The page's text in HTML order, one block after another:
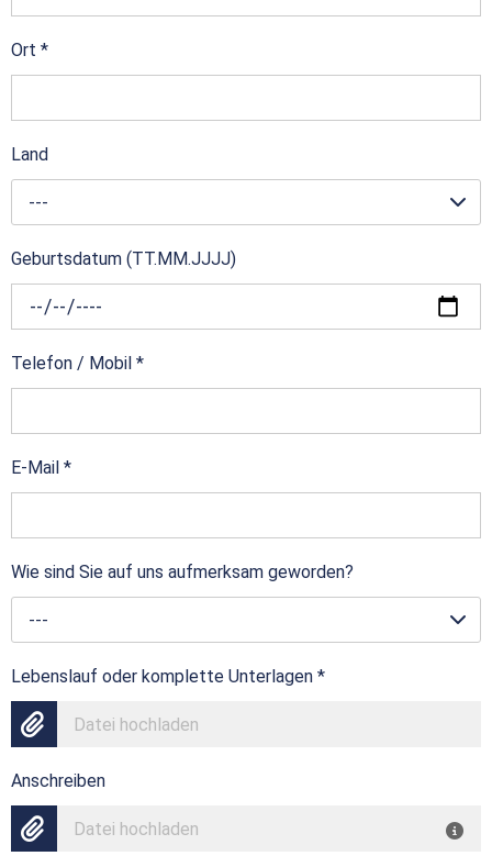
Ort *
Land
---
Geburtsdatum (TT.MM.JJJJ)
Telefon / Mobil *
E-Mail *
Wie sind Sie auf uns aufmerksam geworden?
---
Lebenslauf oder komplette Unterlagen *
Datei hochladen
Anschreiben
Datei hochladen